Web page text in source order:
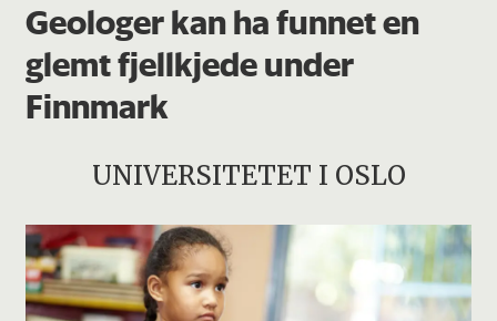
Geologer kan ha funnet en
glemt fjellkjede under
Finnmark
UNIVERSITETET I OSLO